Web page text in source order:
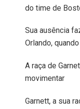
do time de
Sua ausência
Orlando,
A raça de
movimentar
Garnett, a sua